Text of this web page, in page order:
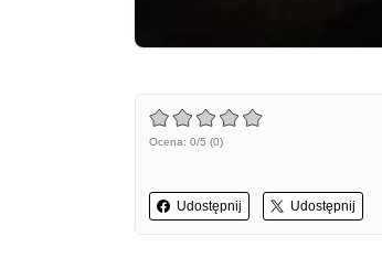
Ocena: 0/5 (0)
Udostępnij Udostępnij